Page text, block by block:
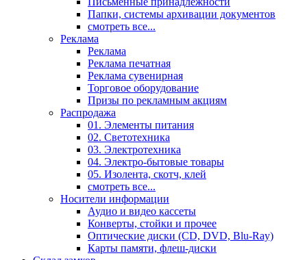
Папки, системы архивации документов
смотреть все...
Реклама
Реклама
Реклама печатная
Реклама сувенирная
Торговое оборудование
Призы по рекламным акциям
Распродажа
01. Элементы питания
02. Светотехника
03. Электротехника
04. Электро-бытовые товары
05. Изолента, скотч, клей
смотреть все...
Носители информации
Аудио и видео кассеты
Конверты, стойки и прочее
Оптические диски (CD, DVD, Blu-Ray)
Карты памяти, флеш-диски